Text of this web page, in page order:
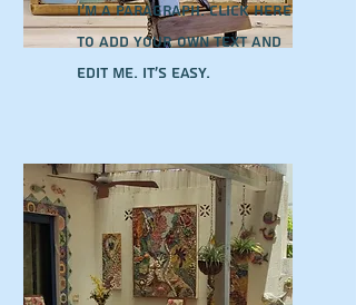
I'm a paragraph. Click here
to add your own text and
edit me. It’s easy.